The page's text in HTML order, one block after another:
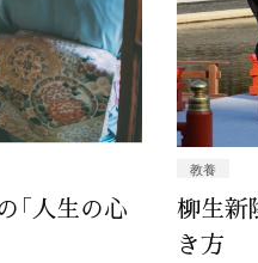
「人生の心
教養
柳生新
き方